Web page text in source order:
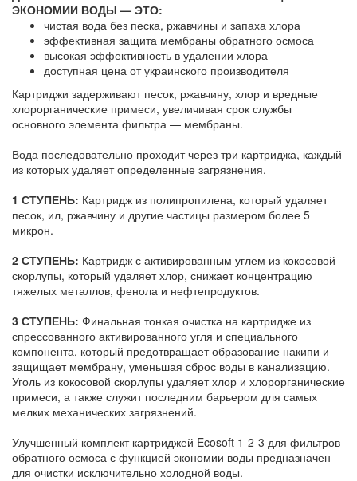
ЭКОНОМИИ ВОДЫ — ЭТО:
чистая вода без песка, ржавчины и запаха хлора
эффективная защита мембраны обратного осмоса
высокая эффективность в удалении хлора
доступная цена от украинского производителя
Картриджи задерживают песок, ржавчину, хлор и вредные
хлорорганические примеси, увеличивая срок службы
основного элемента фильтра — мембраны.
Вода последовательно проходит через три картриджа, каждый
из которых удаляет определенные загрязнения.
1 СТУПЕНЬ: Картридж из полипропилена, который удаляет
песок, ил, ржавчину и другие частицы размером более 5
микрон.
2 СТУПЕНЬ: Картридж с активированным углем из кокосовой
скорлупы, который удаляет хлор, снижает концентрацию
тяжелых металлов, фенола и нефтепродуктов.
3 СТУПЕНЬ: Финальная тонкая очистка на картридже из
спрессованного активированного угля и специального
компонента, который предотвращает образование накипи и
защищает мембрану, уменьшая сброс воды в канализацию.
Уголь из кокосовой скорлупы удаляет хлор и хлорорганические
примеси, а также служит последним барьером для самых
мелких механических загрязнений.
Улучшенный комплект картриджей Ecosoft 1-2-3 для фильтров
обратного осмоса с функцией экономии воды предназначен
для очистки исключительно холодной воды.